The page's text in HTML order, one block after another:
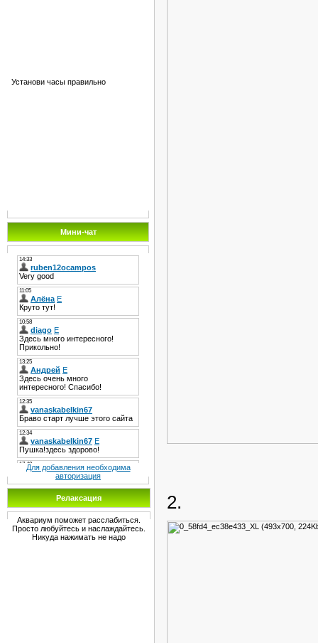
Установи часы правильно
Мини-чат
Для добавления необходима
авторизация
Релаксация
Аквариум поможет расслабиться.
Просто любуйтесь и наслаждайтесь.
Никуда нажимать не надо
2.